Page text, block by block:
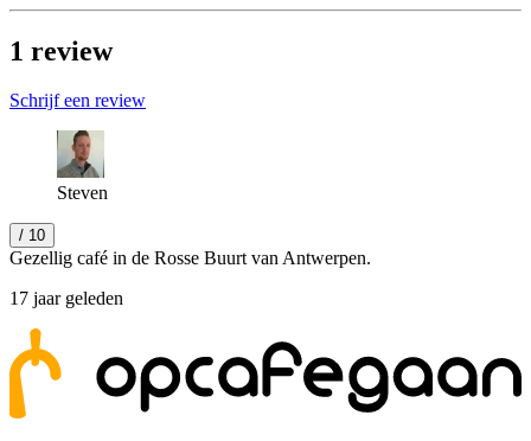
1 review
Schrijf een review
Steven
/ 10
Gezellig café in de Rosse Buurt van Antwerpen.
17 jaar geleden